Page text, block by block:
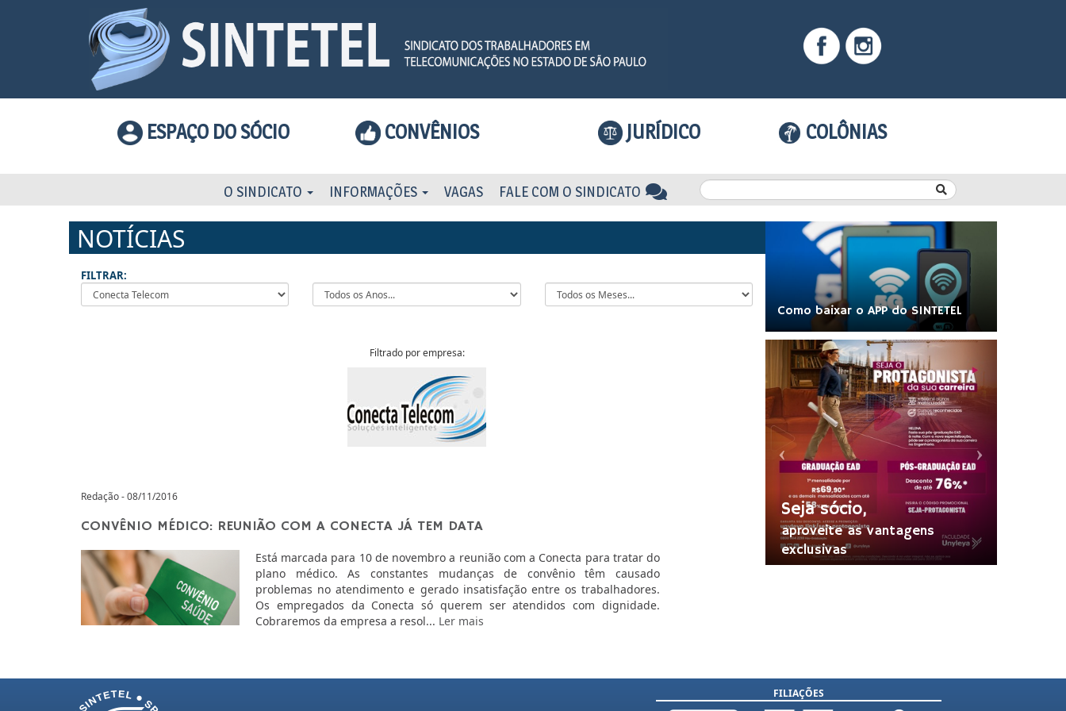
ESPAÇO DO SÓCIO CONVÊNIOS JURÍDICO COLÔNIAS
O SINDICATO INFORMAÇÕES VAGAS FALE COM O SINDICATO
NOTÍCIAS
FILTRAR:
Filtrado por empresa:
Redação - 08/11/2016
CONVÊNIO MÉDICO: REUNIÃO COM A CONECTA JÁ TEM DATA
Está marcada para 10 de novembro a reunião com a Conecta para tratar do
plano médico. As constantes mudanças de convênio têm causado
problemas no atendimento e gerado insatisfação entre os trabalhadores.
Os empregados da Conecta só querem ser atendidos com dignidade.
Cobraremos da empresa a resol... Ler mais
Como baixar o APP do SINTETEL
Seja sócio,
aproveite as vantagens
exclusivas
FILIAÇÕES